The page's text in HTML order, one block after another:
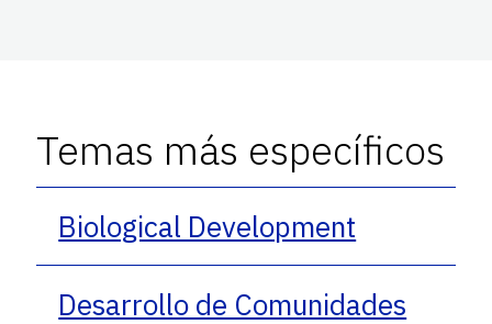
Temas más específicos
Biological Development
Desarrollo de Comunidades